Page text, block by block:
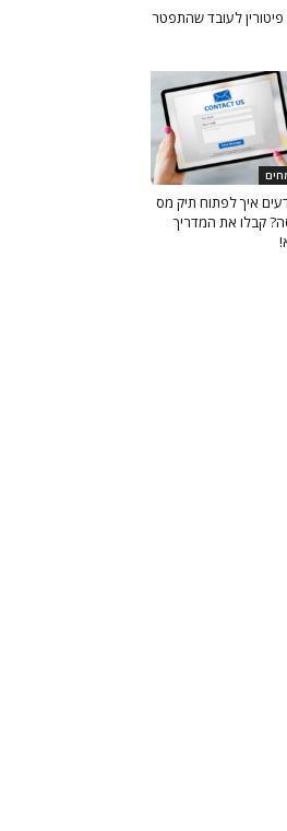
פיטורין לעובד שהתפטר
איך לפתוח תיק מס
קבלו את המדריך